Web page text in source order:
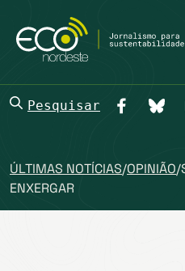
Pesquisar
ÚLTIMAS NOTÍCIAS/OPINIÃO/
ENXERGAR